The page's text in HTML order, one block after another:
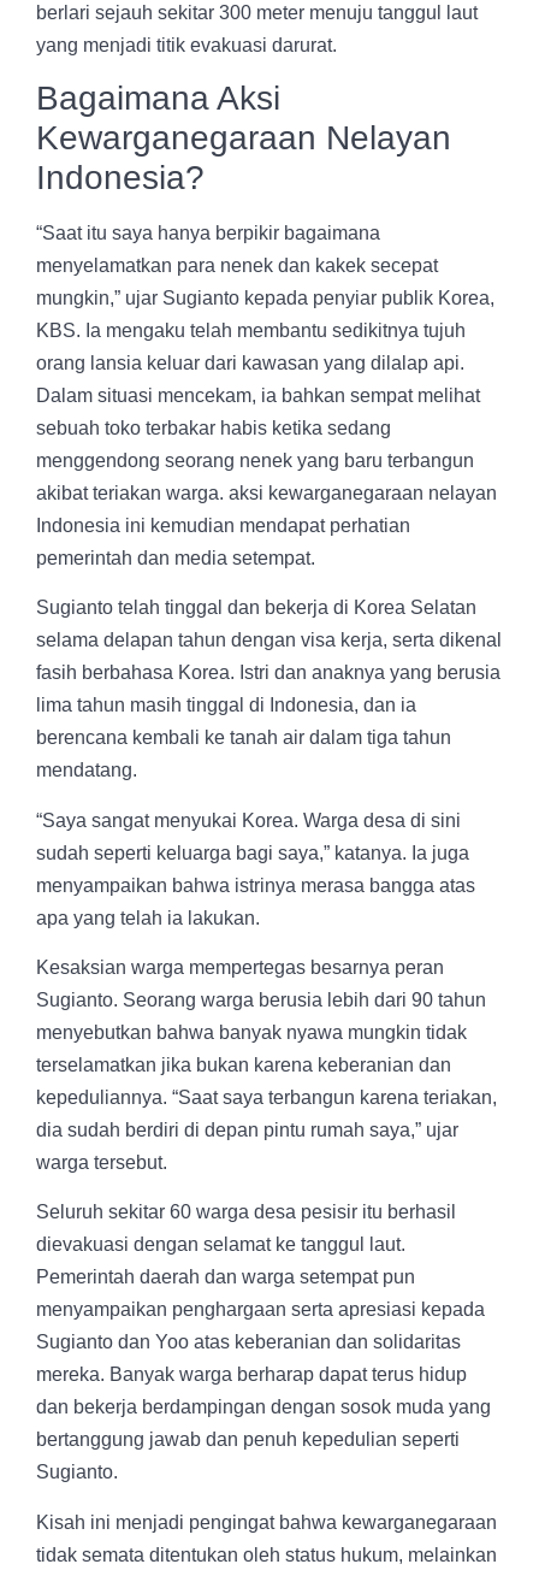
berlari sejauh sekitar 300 meter menuju tanggul laut
yang menjadi titik evakuasi darurat.
Bagaimana Aksi
Kewarganegaraan Nelayan
Indonesia?
“Saat itu saya hanya berpikir bagaimana
menyelamatkan para nenek dan kakek secepat
mungkin,” ujar Sugianto kepada penyiar publik Korea,
KBS. Ia mengaku telah membantu sedikitnya tujuh
orang lansia keluar dari kawasan yang dilalap api.
Dalam situasi mencekam, ia bahkan sempat melihat
sebuah toko terbakar habis ketika sedang
menggendong seorang nenek yang baru terbangun
akibat teriakan warga. aksi kewarganegaraan nelayan
Indonesia ini kemudian mendapat perhatian
pemerintah dan media setempat.
Sugianto telah tinggal dan bekerja di Korea Selatan
selama delapan tahun dengan visa kerja, serta dikenal
fasih berbahasa Korea. Istri dan anaknya yang berusia
lima tahun masih tinggal di Indonesia, dan ia
berencana kembali ke tanah air dalam tiga tahun
mendatang.
“Saya sangat menyukai Korea. Warga desa di sini
sudah seperti keluarga bagi saya,” katanya. Ia juga
menyampaikan bahwa istrinya merasa bangga atas
apa yang telah ia lakukan.
Kesaksian warga mempertegas besarnya peran
Sugianto. Seorang warga berusia lebih dari 90 tahun
menyebutkan bahwa banyak nyawa mungkin tidak
terselamatkan jika bukan karena keberanian dan
kepeduliannya. “Saat saya terbangun karena teriakan,
dia sudah berdiri di depan pintu rumah saya,” ujar
warga tersebut.
Seluruh sekitar 60 warga desa pesisir itu berhasil
dievakuasi dengan selamat ke tanggul laut.
Pemerintah daerah dan warga setempat pun
menyampaikan penghargaan serta apresiasi kepada
Sugianto dan Yoo atas keberanian dan solidaritas
mereka. Banyak warga berharap dapat terus hidup
dan bekerja berdampingan dengan sosok muda yang
bertanggung jawab dan penuh kepedulian seperti
Sugianto.
Kisah ini menjadi pengingat bahwa kewarganegaraan
tidak semata ditentukan oleh status hukum, melainkan